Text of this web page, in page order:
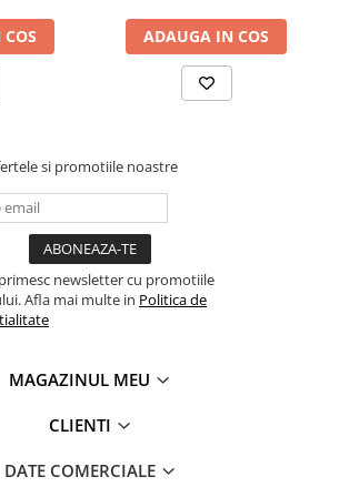
ADAUGA IN COS
si promotiile noastre
newsletter cu promotiile
Afla mai multe in Politica de
MAGAZINUL MEU
CLIENTI
DATE COMERCIALE